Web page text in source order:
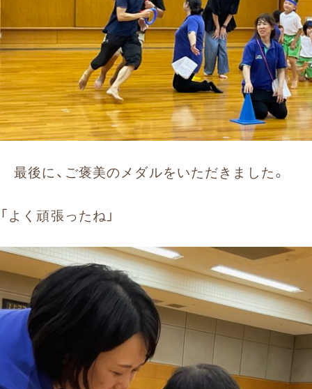
最後に、ご褒美のメダルをいただきました。
「よく頑張ったね」